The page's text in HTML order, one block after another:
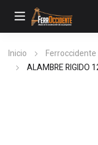
Inicio Ferroccidente
ALAMBRE RIGIDO